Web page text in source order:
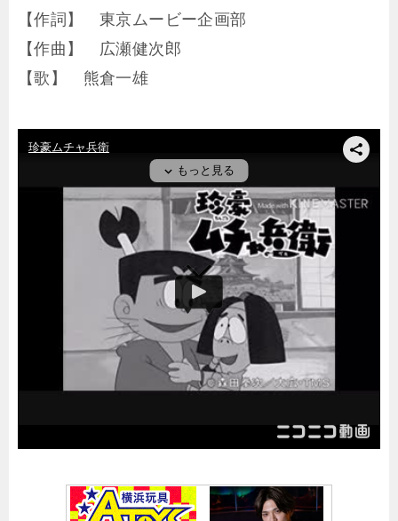
【作詞】 東京ムービー企画部
【作曲】 広瀬健次郎
【歌】 熊倉一雄